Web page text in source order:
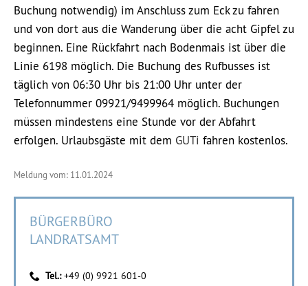
Buchung notwendig) im Anschluss zum Eck zu fahren
und von dort aus die Wanderung über die acht Gipfel zu
beginnen. Eine Rückfahrt nach Bodenmais ist über die
Linie 6198 möglich. Die Buchung des Rufbusses ist
täglich von 06:30 Uhr bis 21:00 Uhr unter der
Telefonnummer 09921/9499964 möglich. Buchungen
müssen mindestens eine Stunde vor der Abfahrt
erfolgen. Urlaubsgäste mit dem GUTi fahren kostenlos.
Meldung vom: 11.01.2024
BÜRGERBÜRO
LANDRATSAMT
Tel.:+49 (0) 9921 601-0